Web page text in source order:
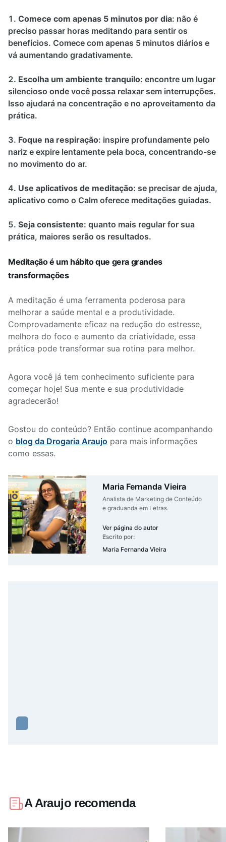
Comece com apenas 5 minutos por dia: não é
preciso passar horas meditando para sentir os
benefícios. Comece com apenas 5 minutos diários e
vá aumentando gradativamente.
Escolha um ambiente tranquilo: encontre um lugar
silencioso onde você possa relaxar sem interrupções.
Isso ajudará na concentração e no aproveitamento da
prática.
Foque na respiração: inspire profundamente pelo
nariz e expire lentamente pela boca, concentrando-se
no movimento do ar.
Use aplicativos de meditação: se precisar de ajuda,
aplicativo como o Calm oferece meditações guiadas.
Seja consistente: quanto mais regular for sua
prática, maiores serão os resultados.
Meditação é um hábito que gera grandes
transformações
A meditação é uma ferramenta poderosa para
melhorar a saúde mental e a produtividade.
Comprovadamente eficaz na redução do estresse,
melhora do foco e aumento da criatividade, essa
prática pode transformar sua rotina para melhor.
Agora você já tem conhecimento suficiente para
começar hoje! Sua mente e sua produtividade
agradecerão!
Gostou do conteúdo? Então continue acompanhando
o blog da Drogaria Araujo para mais informações
como essas.
Maria Fernanda Vieira
Analista de Marketing de Conteúdo
e graduanda em Letras.
Ver página do autor
Escrito por:
Maria Fernanda Vieira
A Araujo recomenda